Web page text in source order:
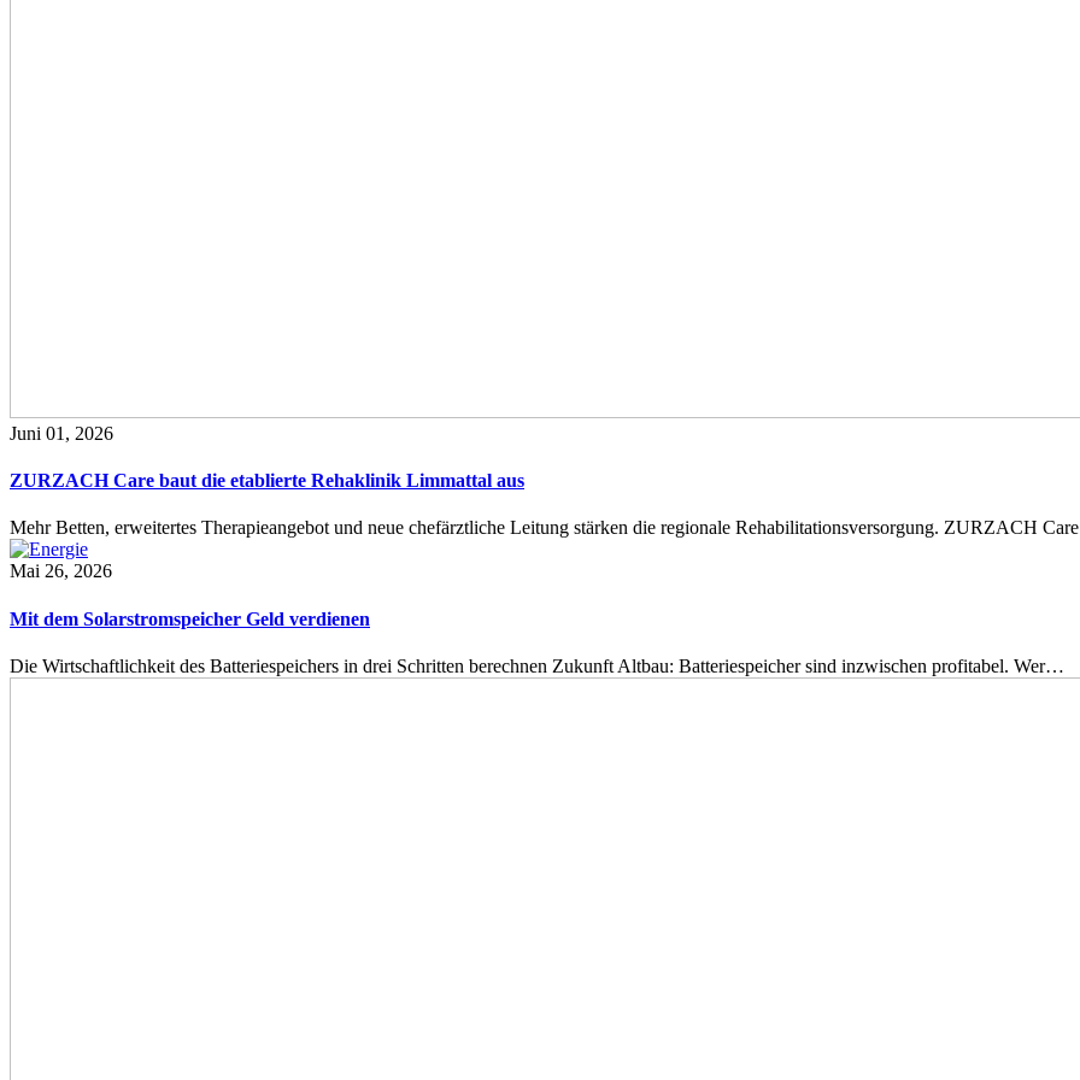
Juni 01, 2026
ZURZACH Care baut die etablierte Rehaklinik Limmattal aus
Mehr Betten, erweitertes Therapieangebot und neue chefärztliche Leitung stärken die regionale Rehabilitationsversorgung. ZURZACH
Mai 26, 2026
Mit dem Solarstromspeicher Geld verdienen
Die Wirtschaftlichkeit des Batteriespeichers in drei Schritten berechnen Zukunft Altbau: Batteriespeicher sind inzwischen profitabel. Wer…